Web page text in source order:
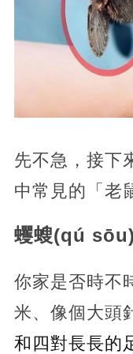
先不急，接下
中常見的「老
蠼螋(qú sōu)
你家是否時不
米、像個大頭
和四對長長的